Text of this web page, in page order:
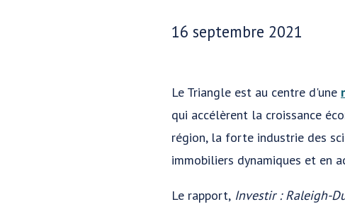
Date publiée:
16 septembre 2021
Le Triangle est au centre d'une
qui accélèrent la croissance
région, la forte industrie des
immobiliers dynamiques et en
Le rapport, Investir : Raleigh-